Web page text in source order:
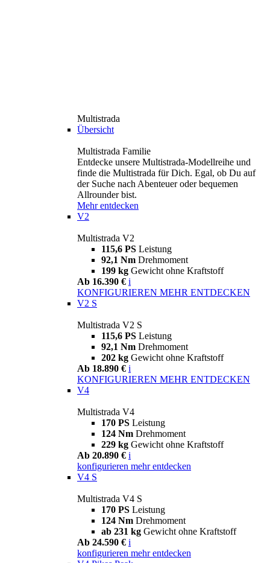
Multistrada
Übersicht
Multistrada Familie
Entdecke unsere Multistrada-Modellreihe und
finde die Multistrada für Dich. Egal, ob Du auf
der Suche nach Abenteuer oder bequemen
Allrounder bist.
Mehr entdecken
V2
Multistrada V2
115,6 PS Leistung
92,1 Nm Drehmoment
199 kg Gewicht ohne Kraftstoff
Ab 16.390 € i
KONFIGURIEREN MEHR ENTDECKEN
V2 S
Multistrada V2 S
115,6 PS Leistung
92,1 Nm Drehmoment
202 kg Gewicht ohne Kraftstoff
Ab 18.890 € i
KONFIGURIEREN MEHR ENTDECKEN
V4
Multistrada V4
170 PS Leistung
124 Nm Drehmoment
229 kg Gewicht ohne Kraftstoff
Ab 20.890 € i
konfigurieren mehr entdecken
V4 S
Multistrada V4 S
170 PS Leistung
124 Nm Drehmoment
ab 231 kg Gewicht ohne Kraftstoff
Ab 24.590 € i
konfigurieren mehr entdecken